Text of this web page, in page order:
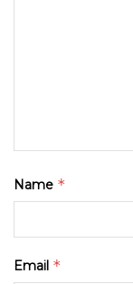
Name *
Email *